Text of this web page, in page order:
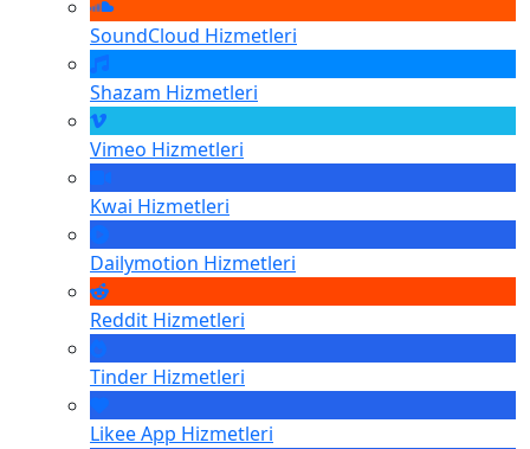
SoundCloud Hizmetleri
Shazam Hizmetleri
Vimeo Hizmetleri
Kwai Hizmetleri
Dailymotion Hizmetleri
Reddit Hizmetleri
Tinder Hizmetleri
Likee App Hizmetleri